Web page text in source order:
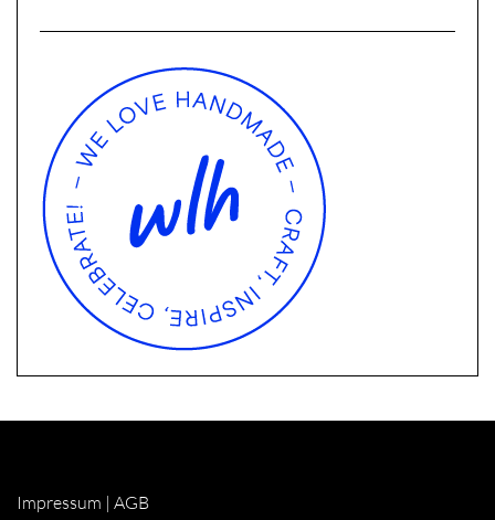
Impressum | AGB